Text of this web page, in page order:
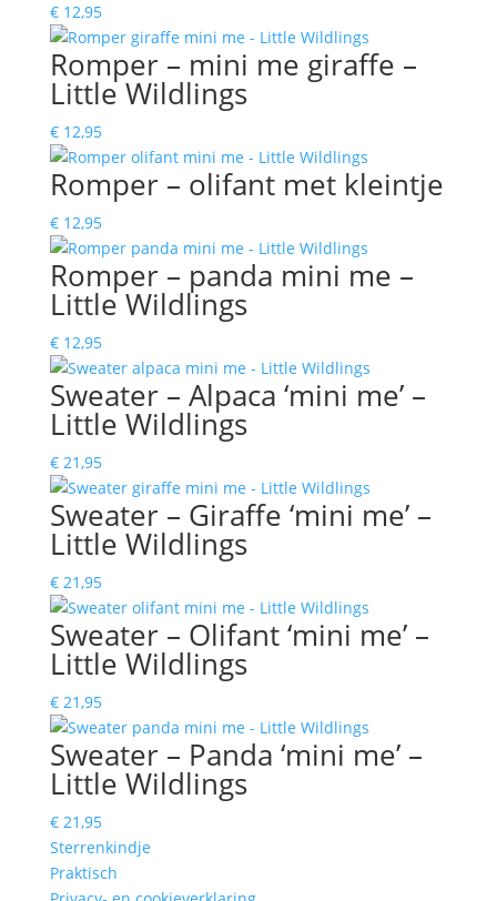
€12,95
Romper – mini me giraffe –
Little Wildlings
€12,95
Romper – olifant met kleintje
€12,95
Romper – panda mini me –
Little Wildlings
€12,95
Sweater – Alpaca ‘mini me’ –
Little Wildlings
€21,95
Sweater – Giraffe ‘mini me’ –
Little Wildlings
€21,95
Sweater – Olifant ‘mini me’ –
Little Wildlings
€21,95
Sweater – Panda ‘mini me’ –
Little Wildlings
€21,95
Sterrenkindje
Praktisch